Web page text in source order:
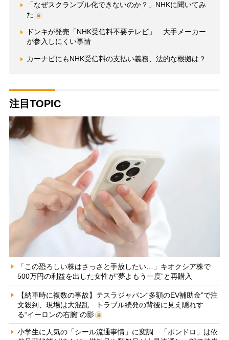
「なぜスクランブル化できないのか？」NHKに聞いてみ
た
ドンキが発売「NHK受信料不要テレビ」 大手メーカー
が参入しにくい事情
カーナビにもNHK受信料の支払い義務、法的な根拠は？
注目TOPIC
「この恐ろしい株はさっさと手放したい…」キオクシア株で
500万円の利益を出した女性が“夢よもう一度”と再購入
【納車時に複数の事故】テスラジャパン“多額のEV補助金”で注
文殺到、現場は大混乱 トラブル続発の背後に見え隠れす
る“イーロンの右腕”の影
小学生に人気の「シール流通事情」に変調 「ボンドロ」は依